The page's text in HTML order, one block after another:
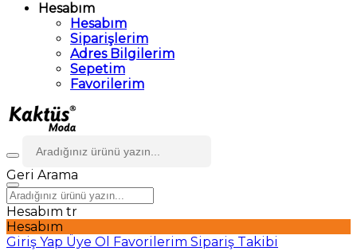
Hesabım
Hesabım
Siparişlerim
Adres Bilgilerim
Sepetim
Favorilerim
Geri Arama
Hesabım tr
Hesabım
Giriş Yap Üye Ol Favorilerim Sipariş Takibi